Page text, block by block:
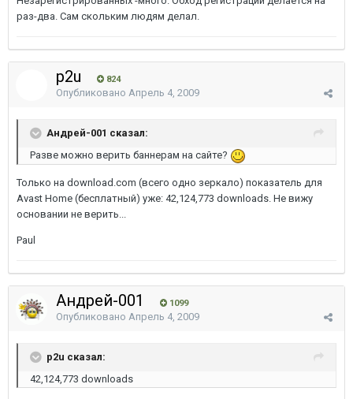
раз-два. Сам скольким людям делал.
p2u 824
Опубликовано Апрель 4, 2009
Андрей-001 сказал:
Разве можно верить баннерам на сайте?
Только на download.com (всего одно зеркало) показатель для
Avast Home (бесплатный) уже: 42,124,773 downloads. Не вижу
основании не верить...
Paul
Андрей-001 1099
Опубликовано Апрель 4, 2009
p2u сказал:
42,124,773 downloads